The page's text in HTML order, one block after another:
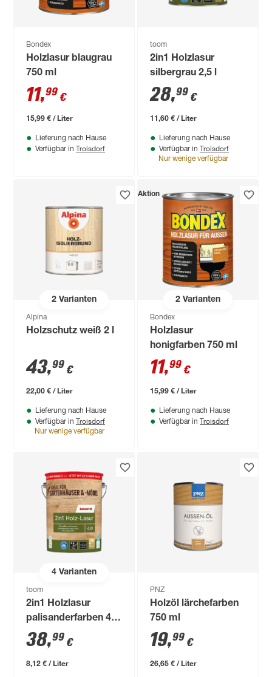
Bondex
Holzlasur blaugrau
750 ml
11,99 €
15,99 € / Liter
Lieferung nach Hause
Verfügbar in Troisdorf
toom
2in1 Holzlasur
silbergrau 2,5 l
28,99 €
11,60 € / Liter
Lieferung nach Hause
Verfügbar in Troisdorf
Nur wenige verfügbar
2Varianten
Alpina
Holzschutz weiß 2 l
43,99 €
22,00 € / Liter
Lieferung nach Hause
Verfügbar in Troisdorf
Nur wenige verfügbar
2Varianten
Aktion
Bondex
Holzlasur
honigfarben 750 ml
11,99 €
15,99 € / Liter
Lieferung nach Hause
Verfügbar in Troisdorf
4Varianten
toom
2in1 Holzlasur
palisanderfarben 4,8
l
38,99 €
8,12 € / Liter
PNZ
Holzöl lärchefarben
750 ml
19,99 €
26,65 € / Liter